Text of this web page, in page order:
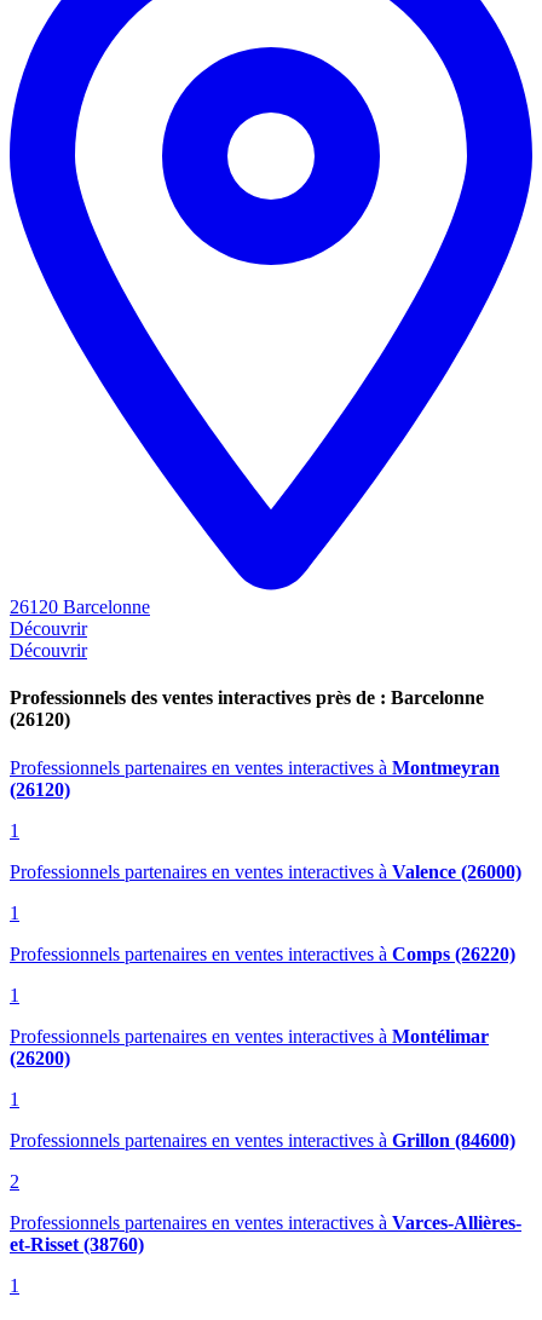
26120 Barcelonne
Découvrir
Découvrir
Professionnels des ventes interactives près de : Barcelonne
(26120)
Professionnels partenaires en ventes interactives à Montmeyran
(26120)
1
Professionnels partenaires en ventes interactives à Valence (26000)
1
Professionnels partenaires en ventes interactives à Comps (26220)
1
Professionnels partenaires en ventes interactives à Montélimar
(26200)
1
Professionnels partenaires en ventes interactives à Grillon (84600)
2
Professionnels partenaires en ventes interactives à Varces-Allières-
et-Risset (38760)
1